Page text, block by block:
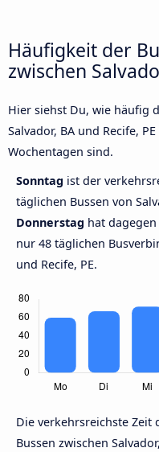
Häufigkeit der
zwischen
Hier siehst Du, wie häufig
Salvador, BA und Recife,
Wochentagen sind.
Sonntag ist der
täglichen Bussen von
Donnerstag hat
nur 48 täglichen
und Recife, PE.
Die verkehrsreichste Zeit
Bussen zwischen